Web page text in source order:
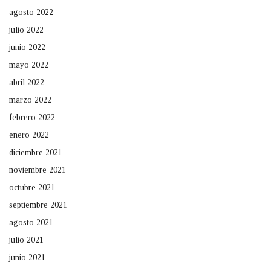
agosto 2022
julio 2022
junio 2022
mayo 2022
abril 2022
marzo 2022
febrero 2022
enero 2022
diciembre 2021
noviembre 2021
octubre 2021
septiembre 2021
agosto 2021
julio 2021
junio 2021